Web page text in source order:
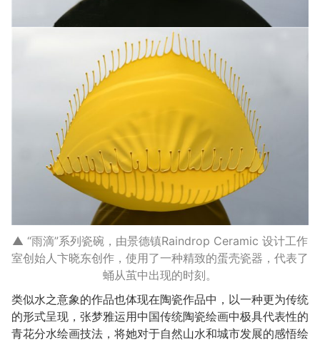
▲ “雨滴”系列瓷碗，由景德镇Raindrop Ceramic 设计工作
室创始人卞晓东创作，使用了一种精致的蛋壳瓷器，代表了
蛹从茧中出现的时刻。
类似水之意象的作品也体现在陶瓷作品中，以一种更为传统
的形式呈现，张梦雅运用中国传统陶瓷绘画中极具代表性的
青花分水绘画技法，将她对于自然山水和城市发展的感悟绘